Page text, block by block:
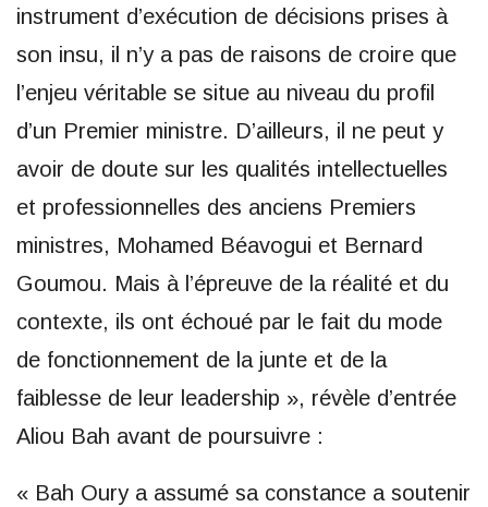
instrument d’exécution de décisions prises à
son insu, il n’y a pas de raisons de croire que
l’enjeu véritable se situe au niveau du profil
d’un Premier ministre. D’ailleurs, il ne peut y
avoir de doute sur les qualités intellectuelles
et professionnelles des anciens Premiers
ministres, Mohamed Béavogui et Bernard
Goumou. Mais à l’épreuve de la réalité et du
contexte, ils ont échoué par le fait du mode
de fonctionnement de la junte et de la
faiblesse de leur leadership », révèle d’entrée
Aliou Bah avant de poursuivre :
« Bah Oury a assumé sa constance a soutenir